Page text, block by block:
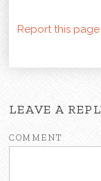
Report this page
LEAVE A
COMMENT